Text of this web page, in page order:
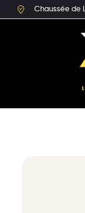
Chaussée de